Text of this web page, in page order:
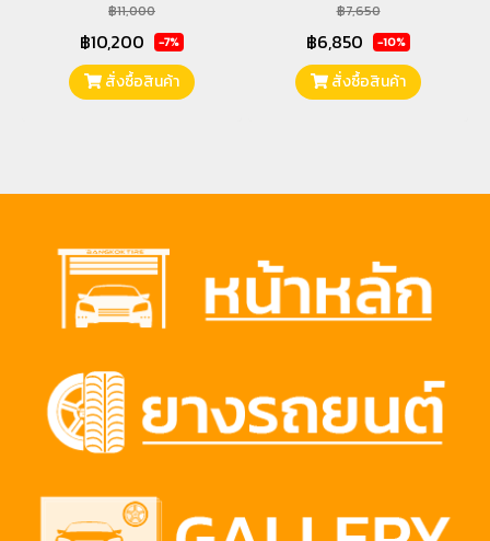
฿11,000
฿10,200 -7%
สั่งซื้อสินค้า
฿7,650
฿6,850 -10%
สั่งซื้อสินค้า